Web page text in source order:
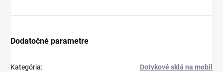
Dodatočné parametre
Kategória: Dotykové sklá na mobil